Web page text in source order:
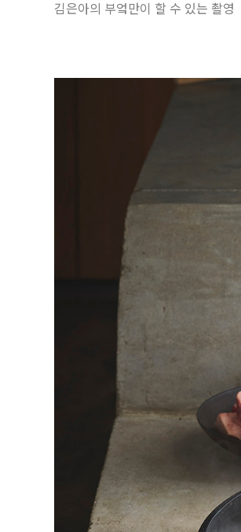
김은아의 부엌만이 할 수 있는 촬영